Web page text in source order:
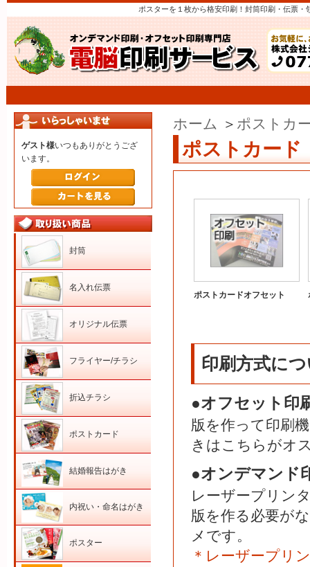
ポスターを１枚から格安印刷！封筒印刷・伝票
ホーム ＞ ポストカ
ポストカード
ポストカードオフセット
印刷方式に
●オフセット
版を作って印刷
きはこちらがオ
●オンデマン
レーザープリン
版を作る必要が
メです。
＊レーザープリ
ゲスト様いつもありがとうござ
います。
封筒
名入れ伝票
オリジナル伝票
フライヤー/チラシ
折込チラシ
ポストカード
結婚報告はがき
内祝い・命名はがき
ポスター